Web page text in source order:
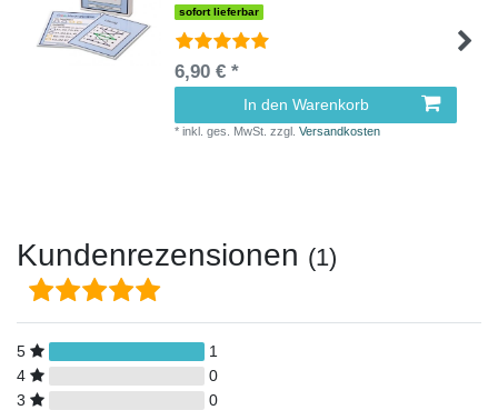
sofort lieferbar
6,90 € *
In den Warenkorb
*inkl. ges. MwSt. zzgl.Versandkosten
Kundenrezensionen (1)
5
1
4
0
3
0